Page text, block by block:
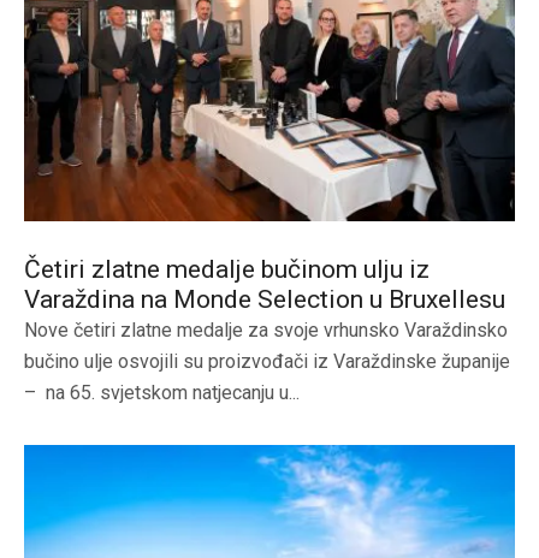
Četiri zlatne medalje bučinom ulju iz
Varaždina na Monde Selection u Bruxellesu
Nove četiri zlatne medalje za svoje vrhunsko Varaždinsko
bučino ulje osvojili su proizvođači iz Varaždinske županije
– na 65. svjetskom natjecanju u...